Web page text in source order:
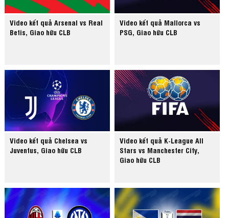
Video kết quả Arsenal vs Real
Betis, Giao hữu CLB
Video kết quả Mallorca vs
PSG, Giao hữu CLB
Video kết quả Chelsea vs
Juventus, Giao hữu CLB
Video kết quả K-League All
Stars vs Manchester City,
Giao hữu CLB